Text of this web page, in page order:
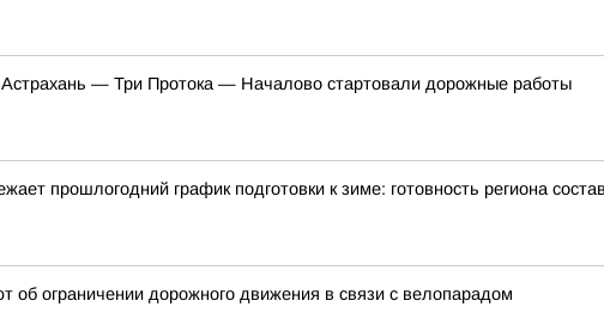
— Три Протока — Началово стартовали дорожные работы
прошлогодний график подготовки к зиме: готовность региона
об ограничении дорожного движения в связи с велопарадом